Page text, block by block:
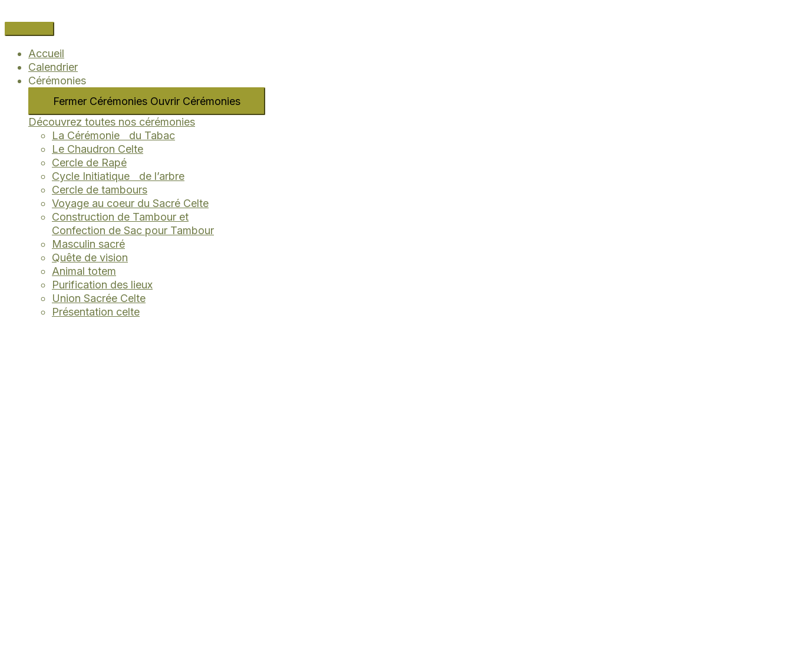
au
contenu
Accueil
Calendrier
Cérémonies
Fermer Cérémonies Ouvrir Cérémonies
Découvrez toutes nos cérémonies
La Cérémonie du Tabac
Le Chaudron Celte
Cercle de Rapé
Cycle Initiatique de l’arbre
Cercle de tambours
Voyage au coeur du Sacré Celte
Construction de Tambour et
Confection de Sac pour Tambour
Masculin sacré
Quête de vision
Animal totem
Purification des lieux
Union Sacrée Celte
Présentation celte
des
articles